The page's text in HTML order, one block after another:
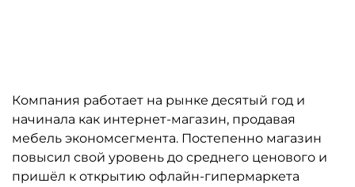
Компания работает на рынке десятый год и
начинала как интернет-магазин, продавая
мебель экономсегмента. Постепенно магазин
повысил свой уровень до среднего ценового и
пришёл к открытию офлайн-гипермаркета